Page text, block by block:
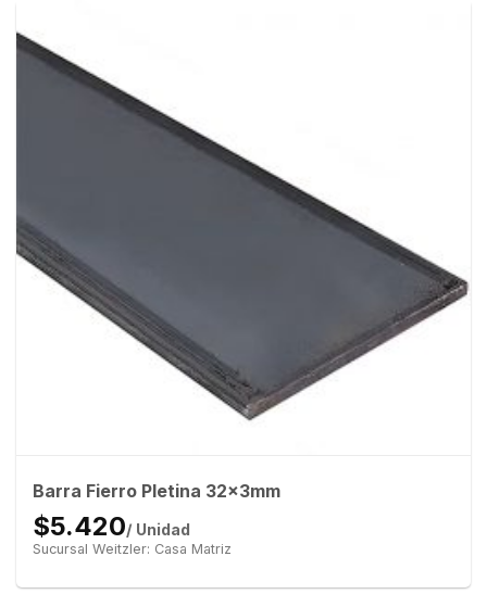
Barra Fierro Pletina 32x3mm
$5.420/ Unidad
Sucursal Weitzler: Casa Matriz